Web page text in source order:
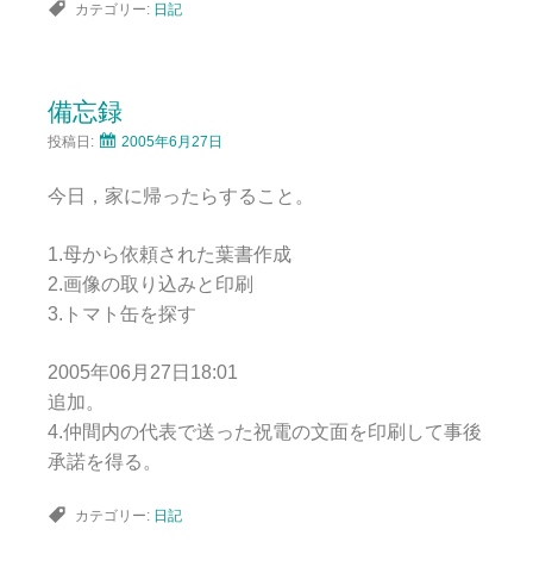
カテゴリー: 日記
備忘録
投稿日: 2005年6月27日
今日，家に帰ったらすること。
1.母から依頼された葉書作成
2.画像の取り込みと印刷
3.トマト缶を探す
2005年06月27日18:01
追加。
4.仲間内の代表で送った祝電の文面を印刷して事後
承諾を得る。
カテゴリー: 日記